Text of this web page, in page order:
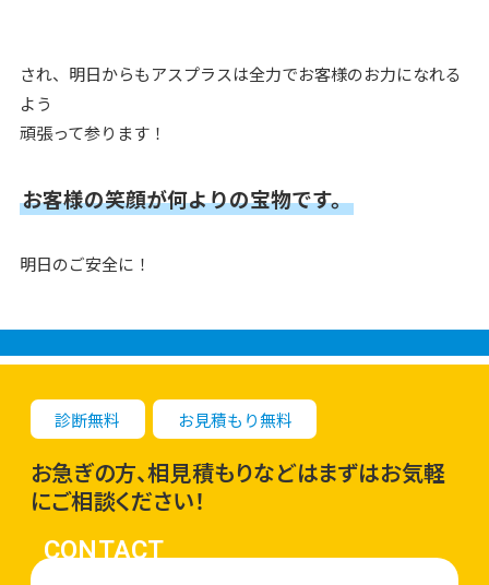
され、明日からもアスプラスは全力でお客様のお力になれる
よう
頑張って参ります！
お客様の笑顔が何よりの宝物です。
明日のご安全に！
診断無料 お見積もり無料
お急ぎの方、相見積もりなどはまずはお気軽
にご相談ください！
CONTACT